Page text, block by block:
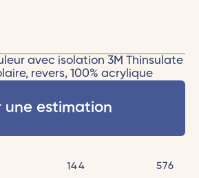
avec isolation 3M Thinsulate
revers, 100% acrylique
une estimation
144 576